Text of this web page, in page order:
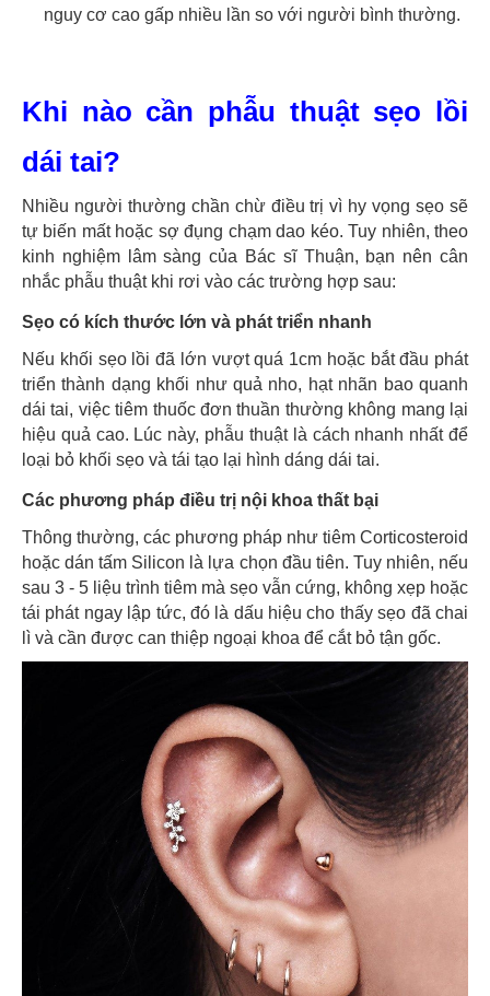
nguy cơ cao gấp nhiều lần so với người bình thường.
Khi nào cần phẫu thuật sẹo lồi
dái tai?
Nhiều người thường chần chừ điều trị vì hy vọng sẹo sẽ
tự biến mất hoặc sợ đụng chạm dao kéo. Tuy nhiên, theo
kinh nghiệm lâm sàng của Bác sĩ Thuận, bạn nên cân
nhắc phẫu thuật khi rơi vào các trường hợp sau:
Sẹo có kích thước lớn và phát triển nhanh
Nếu khối sẹo lồi đã lớn vượt quá 1cm hoặc bắt đầu phát
triển thành dạng khối như quả nho, hạt nhãn bao quanh
dái tai, việc tiêm thuốc đơn thuần thường không mang lại
hiệu quả cao. Lúc này, phẫu thuật là cách nhanh nhất để
loại bỏ khối sẹo và tái tạo lại hình dáng dái tai.
Các phương pháp điều trị nội khoa thất bại
Thông thường, các phương pháp như tiêm Corticosteroid
hoặc dán tấm Silicon là lựa chọn đầu tiên. Tuy nhiên, nếu
sau 3 - 5 liệu trình tiêm mà sẹo vẫn cứng, không xẹp hoặc
tái phát ngay lập tức, đó là dấu hiệu cho thấy sẹo đã chai
lì và cần được can thiệp ngoại khoa để cắt bỏ tận gốc.